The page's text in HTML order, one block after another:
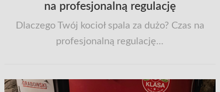
na profesjonalną regulację
Dlaczego Twój kocioł spala za dużo? Czas na
profesjonalną regulację...